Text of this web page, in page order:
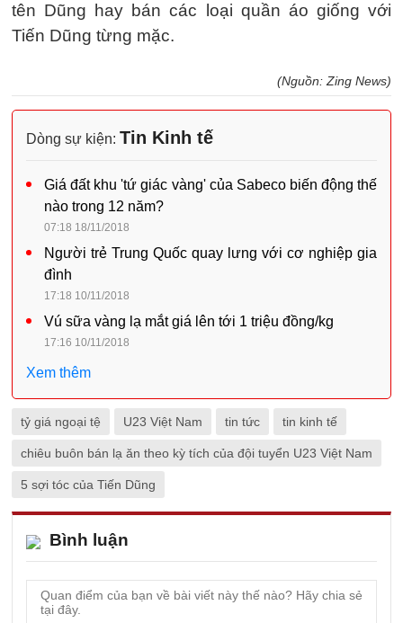
tên Dũng hay bán các loại quần áo giống với
Tiến Dũng từng mặc.
(Nguồn: Zing News)
Dòng sự kiện: Tin Kinh tế
Giá đất khu 'tứ giác vàng' của Sabeco biến động thế
nào trong 12 năm?
07:18 18/11/2018
Người trẻ Trung Quốc quay lưng với cơ nghiệp gia
đình
17:18 10/11/2018
Vú sữa vàng lạ mắt giá lên tới 1 triệu đồng/kg
17:16 10/11/2018
Xem thêm
tỷ giá ngoại tệ U23 Việt Nam tin tức tin kinh tế
chiêu buôn bán lạ ăn theo kỳ tích của đội tuyển U23 Việt Nam
5 sợi tóc của Tiến Dũng
Bình luận